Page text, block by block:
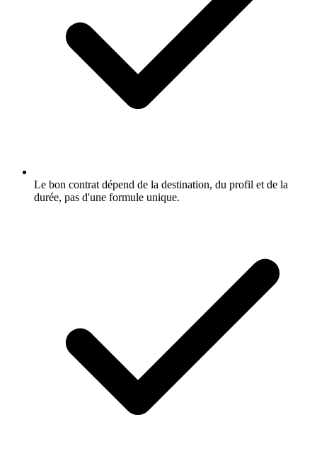
Le bon contrat dépend de la destination, du profil et de la
durée, pas d'une formule unique.